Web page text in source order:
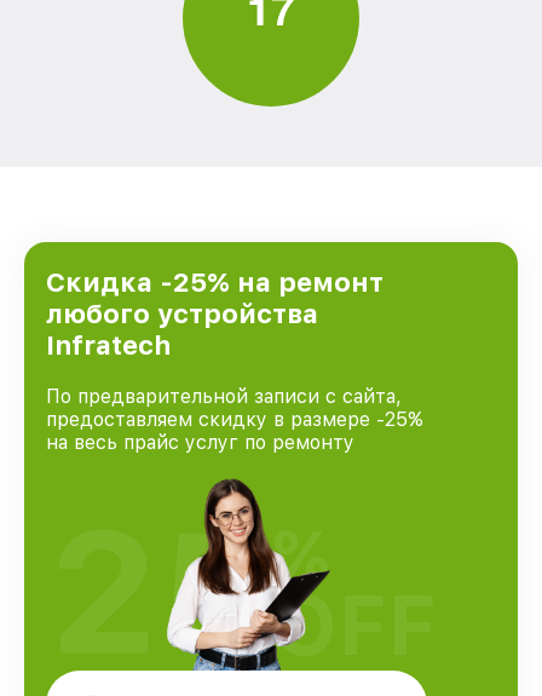
Скидка -25% на ремонт
любого устройства
Infratech
По предварительной записи с сайта,
предоставляем скидку в размере -25%
на весь прайс услуг по ремонту
25%
OFF